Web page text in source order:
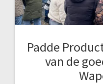
Padde
van de